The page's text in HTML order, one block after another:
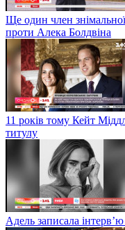
Ще один член
проти Алека Болдвіна
11 років тому Кейт
титулу
Адель записала